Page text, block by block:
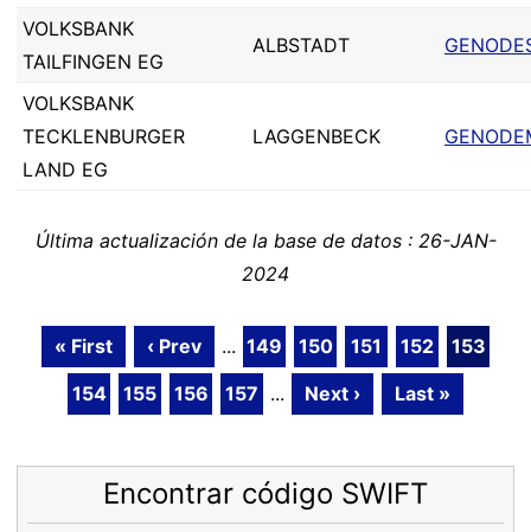
VOLKSBANK
TAILFINGEN EG
ALBSTADT
VOLKSBANK
TECKLENBURGER
LAND EG
LAGGENBECK
Última actualización de la base de datos : 26-JAN-
2024
« First ‹ Prev ... 149 150 151 152
153
154
155 156 157 ... Next › Last »
Encontrar código SWIFT